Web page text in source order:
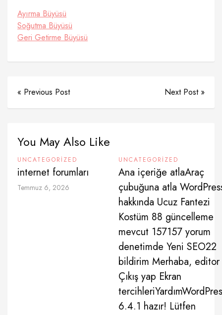
Ayırma Büyüsü
Soğutma Büyüsü
Geri Getirme Büyüsü
« Previous Post Next Post »
You May Also Like
UNCATEGORIZED
internet forumları
Temmuz 6, 2026
UNCATEGORIZED
Ana içeriğe atlaAraç
çubuğuna atla
hakkında Ucuz Fantezi
Kostüm 88 güncelleme
mevcut 157157 yorum
denetimde Yeni SEO22
bildirim Merhaba, editor
Çıkış yap Ekran
6.4.1 hazır! Lütfen